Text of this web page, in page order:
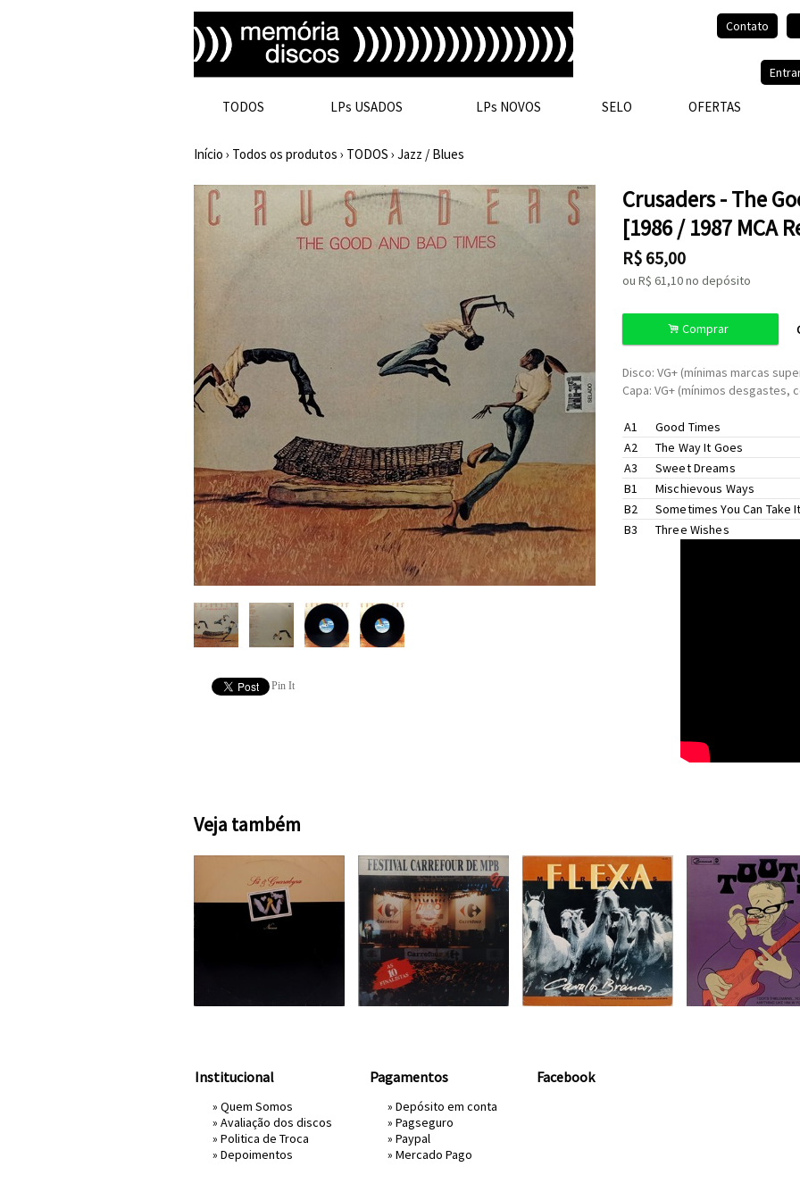
Contato
TODOS LPs USADOS LPs NOVOS SELO OFERTAS
Início › Todos os produtos › TODOS › Jazz / Blues
Pin It
Crusaders - The
[1986 / 1987 MCA
R$ 65,00
ou R$ 61,10no depósito
. Comprar
Disco: VG+ (mínimas marcas
Capa: VG+ (mínimos desgastes,
A1
Good Times
A2
The Way It Goes
Flute –Joel Peskin
Vocals –Nancy Wilson
A3 Sweet Dreams
Drums –Perry Wilson
Guitar –David T. Walker,
Percussion –Paulinho Da
B1 Mischievous Ways
Trumpet –Sal Marquez
B2 Sometimes You Can Take
Guitar –Rick Zunigar
B3 Three Wishes
Veja também
Institucional
» Quem Somos
» Avaliação dos discos
» Politica de Troca
» Depoimentos
Pagamentos
» Depósito em conta
» Pagseguro
» Paypal
» Mercado Pago
Facebook